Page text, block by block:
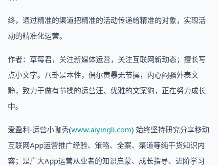
终，通过精准的渠道把精准的活动传递给精准的对象，实现活
动的精准化运营。
作者：草莓君，关注新媒体运营，关注互联网新动态；擅长写
点小文字。八卦是本性，偶尔黄暴无节操，内心闷骚外表文
静，致力于做有节操的运营汪、优雅的文案狗，正在努力成长
中。
爱盈利-运营小咖秀(www.aiyingli.com) 始终坚持研究分享移动
互联网App运营推广经验、策略、全案、渠道等纯干货知识内
容；是广大App运营从业者的知识启蒙、成长指导、进阶学习